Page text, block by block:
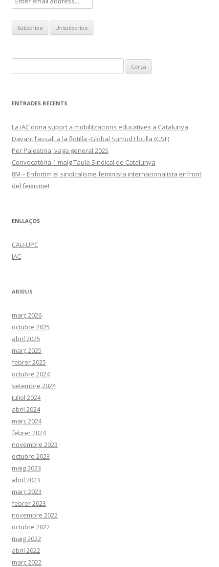
ENTRADES RECENTS
La IAC dona suport a mobilitzacions educatives a Catalunya
Davant l’assalt a la flotilla -Global Sumud Flotilla (GSF)
Per Palestina, vaga general 2025
Convocatòria 1 maig Taula Sindical de Catalunya
8M – Enfortim el sindicalisme feminista internacionalista enfront
del feixisme!
ENLLAÇOS
CAU-UPC
IAC
ARXIUS
març 2026
octubre 2025
abril 2025
març 2025
febrer 2025
octubre 2024
setembre 2024
juliol 2024
abril 2024
març 2024
febrer 2024
novembre 2023
octubre 2023
maig 2023
abril 2023
març 2023
febrer 2023
novembre 2022
octubre 2022
maig 2022
abril 2022
març 2022